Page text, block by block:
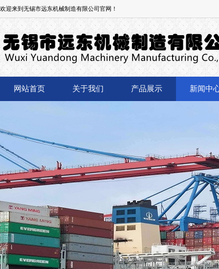
欢迎来到无锡市远东机械制造有限公司官网！
网站首页 关于我们 产品展示 新闻中